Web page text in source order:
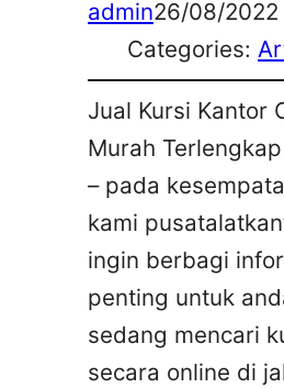
admin26/08/2022
Categories:
Jual Kursi Kantor
Murah
– pada
kami
ingin berbagi
penting untuk
sedang mencari
secara online di